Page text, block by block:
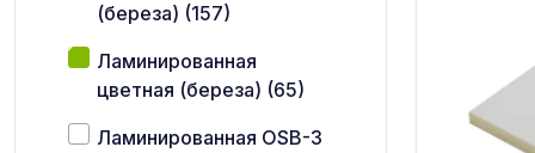
(береза) (157)
Ламинированная
цветная (береза) (65)
Ламинированная OSB-3